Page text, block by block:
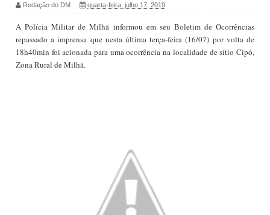
Redação do DM quarta-feira, julho 17, 2019
A Polícia Militar de Milhã informou em seu Boletim de Ocorrências
repassado a imprensa que nesta última terça-feira (16/07) por volta de
18h40min foi acionada para uma ocorrência na localidade de sítio Cipó,
Zona Rural de Milhã.